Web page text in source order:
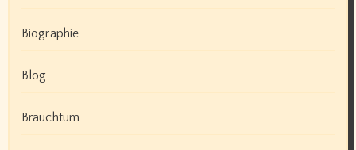
Biographie
Blog
Brauchtum